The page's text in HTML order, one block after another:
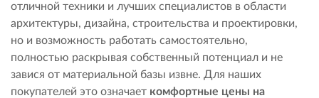
отличной техники и лучших специалистов в области
архитектуры, дизайна, строительства и проектировки,
но и возможность работать самостоятельно,
полностью раскрывая собственный потенциал и не
завися от материальной базы извне. Для наших
покупателей это означает комфортные цены на